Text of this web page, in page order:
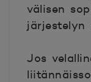
välisen
järjestelyn
Jos